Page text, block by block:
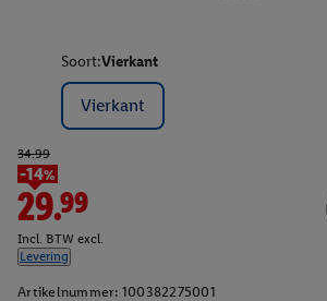
Soort:Vierkant
Vierkant
34.99
-14%
29.99
Incl. BTW excl.
Levering
Artikelnummer: 100382275001